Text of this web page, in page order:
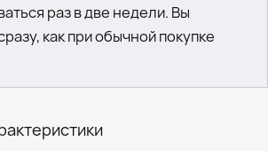
раз в две недели. Вы
как при обычной покупке